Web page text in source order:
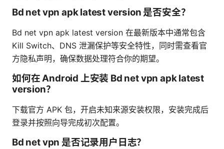
Bd net vpn apk latest version 是否安全？
Bd net vpn apk latest version 在最新版本中通常包含
Kill Switch、DNS 泄漏保护等安全特性，同时需查看官
方隐私声明，确保数据处理符合你的期望。
如何在 Android 上安装 Bd net vpn apk latest
version？
下载官方 APK 包，开启未知来源安装权限，安装完成后
登录并按照向导完成初次配置。
Bd net vpn 是否记录用户日志？